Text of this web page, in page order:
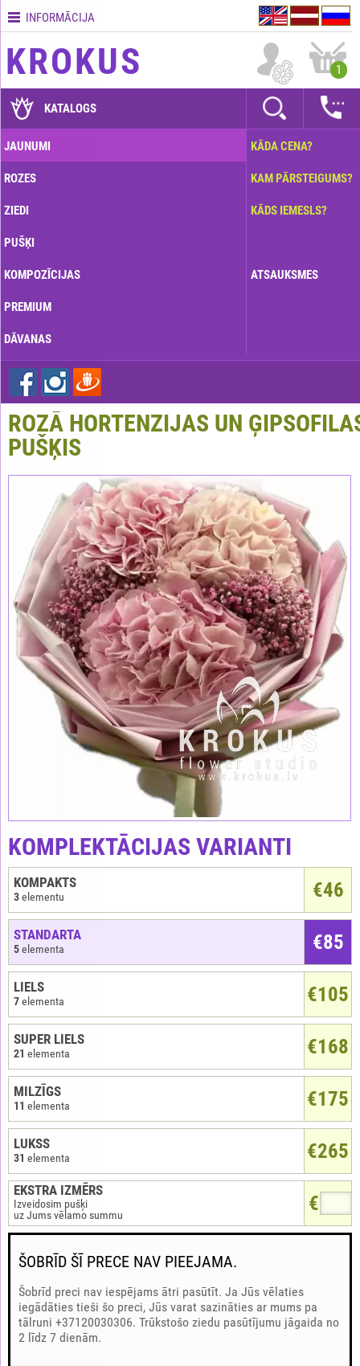
Kontakti
Piegādes
GARANTIJAS
Kā
apmaksāt?
Kā
pasūtījumu?
INFORMĀCIJA
KROKUS 1
KATALOGS
JAUNUMI
ROZES
ZIEDI
PUŠĶI
KOMPOZĪCIJAS
PREMIUM
DĀVANAS
KĀDA CENA?
KAM PĀRSTEIGUMS?
KĀDS IEMESLS?
ATSAUKSMES
ROZĀ HORTENZIJAS UN
PUŠĶIS
KOMPLEKTĀCIJAS VARIANTI
€46
KOMPAKTS
3elementu
€85
STANDARTA
5elementa
€105
LIELS
7elementa
€168
SUPER LIELS
21 elementa
€175
MILZĪGS
11 elementa
€265
LUKSS
31 elementa
€
EKSTRA IZMĒRS
Izveidosim pušķi
uz Jums vēlamo summu
ŠOBRĪD ŠĪ PRECE NAV PIEEJAMA.
Šobrīd preci nav iespējams ātri pasūtīt. Ja Jūs vēlaties
iegādāties tieši šo preci, Jūs varat sazināties ar mums pa
tālruni +37120030306. Trūkstošo ziedu pasūtījumu jāgaida no
2 līdz 7 dienām.